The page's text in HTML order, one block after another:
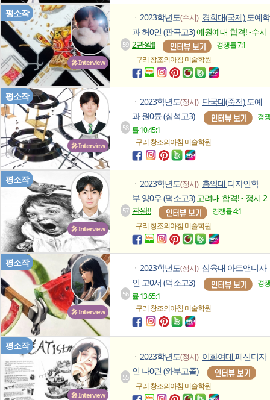
🎤 Interview
평소작
59
ㆍ 2023학년도(수시) 경희대(국제) 도예학
과 허0인 (판곡고3)예원예대 합격! -수시
2관왕!!
경쟁률 7:1
구리 창조의아침미술학원
🎤 Interview
평소작
58
ㆍ 2023학년도(정시) 단국대(죽전) 도예
과 원0륜 (심석고3)
경쟁
률 10.45:1
구리 창조의아침미술학원
🎤 Interview
평소작
57
ㆍ 2023학년도(정시) 홍익대 디자인학
부 양0우 (덕소고3) 고려대 합격! - 정시 2
관왕!!
경쟁률 4:1
구리 창조의아침미술학원
🎤 Interview
평소작
56
ㆍ 2023학년도(정시) 삼육대 아트앤디자
인 고0서 (덕소고3)
경쟁
률 13.65:1
구리 창조의아침미술학원
🎤 Interview
평소작
55
ㆍ 2023학년도(정시) 이화여대 패션디자
인 나0린 (와부고졸)
구리 창조의아침미술학원